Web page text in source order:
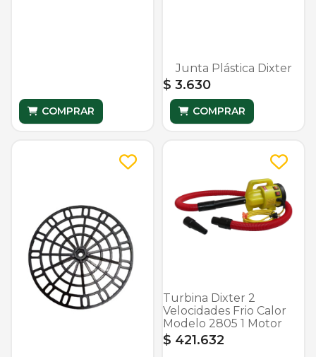
COMPRAR
Junta Plástica Dixter
$ 3.630
COMPRAR
Turbina Dixter 2
Velocidades Frio Calor
Modelo 2805 1 Motor
$ 421.632